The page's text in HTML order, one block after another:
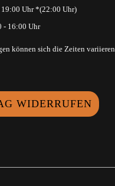
Uhr *(22:00 Uhr)
- 16:00 Uhr
können sich die Zeiten variieren
WIDERRUFEN